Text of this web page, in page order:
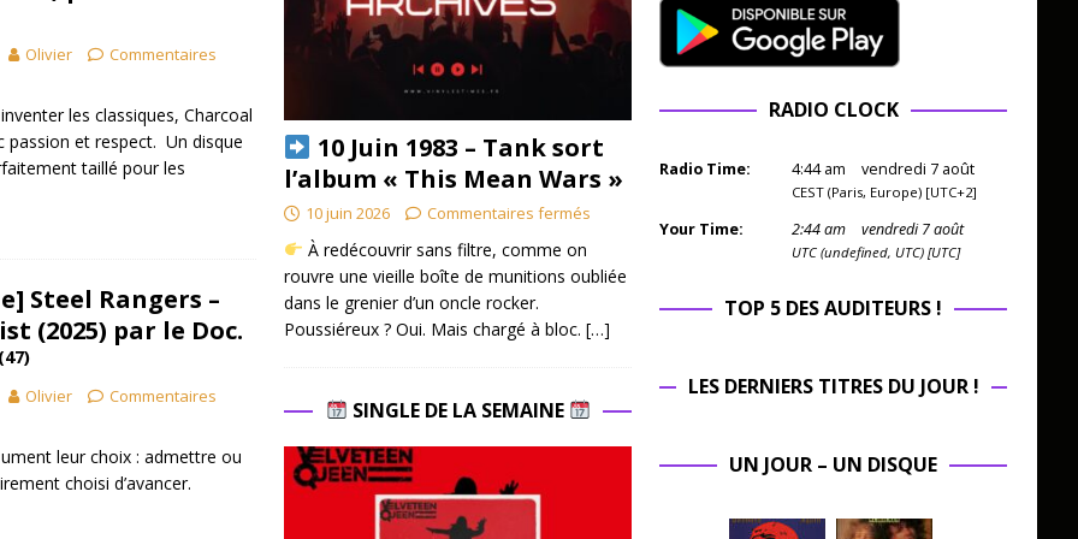
Olivier Commentaires
les classiques, Charcoal
passion et respect. Un disque
taillé pour les
Steel Rangers –
(2025) par le Doc.
Olivier Commentaires
leur choix : admettre ou
choisi d’avancer.
10 Juin 1983 – Tank sort
l’album « This Mean Wars »
10 juin 2026 Commentaires fermés
À redécouvrir sans filtre, comme on
rouvre une vieille boîte de munitions oubliée
dans le grenier d’un oncle rocker.
Poussiéreux ? Oui. Mais chargé à bloc. […]
SINGLE DE LA SEMAINE
RADIO CLOCK
Radio Time: 4:44 am vendredi 7 août
CEST (Paris, Europe) [UTC+2]
Your Time: 2:44am vendredi 7 août
UTC (undefined, UTC) [UTC]
TOP 5 DES AUDITEURS !
LES DERNIERS TITRES DU JOUR !
UN JOUR – UN DISQUE